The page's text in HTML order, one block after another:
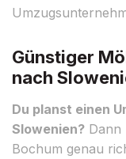
Günstiger
nach
Du planst einen
Slowenien? Dann
Bochum genau